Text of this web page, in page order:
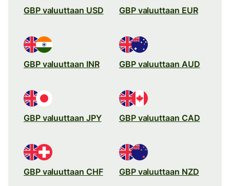
GBP valuuttaan USD GBP valuuttaan EUR
GBP valuuttaan INR GBP valuuttaan AUD
GBP valuuttaan JPY GBP valuuttaan CAD
GBP valuuttaan CHF GBP valuuttaan NZD